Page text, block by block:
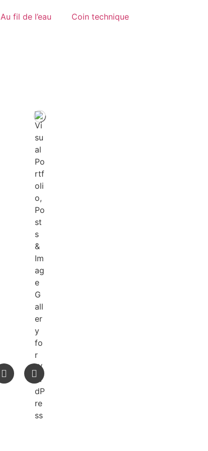
Au fil de l’eau Coin technique